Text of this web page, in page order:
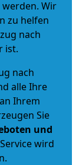
Wir
zu helfen
nach
ist.
nach
alle Ihre
Ihrem
Sie
und
wird